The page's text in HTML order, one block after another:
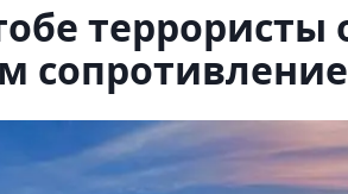
террористы